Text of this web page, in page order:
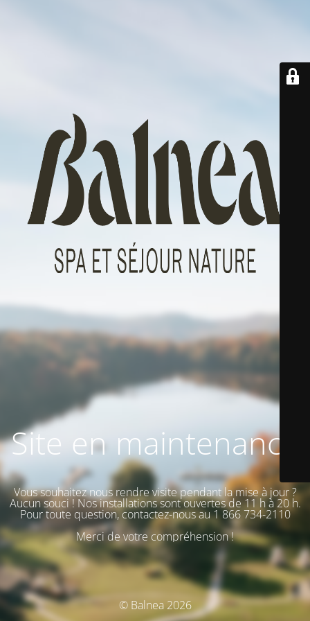
Site en maintenance
Vous souhaitez nous rendre visite pendant la mise à jour ?
Aucun souci ! Nos installations sont ouvertes de 11 h à 20 h.
Pour toute question, contactez-nous au 1 866 734-2110
Merci de votre compréhension !
© Balnea 2026